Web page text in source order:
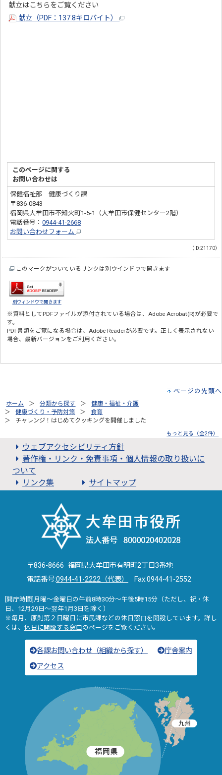
献立はこちらをご覧ください
献立（PDF：137.8キロバイト）
このページに関する
お問い合わせは
保健福祉部 健康づくり課
〒836-0843
福岡県大牟田市不知火町1-5-1（大牟田市保健センター2階）
電話番号：0944-41-2668
お問い合わせフォーム
（ID:21170）
このマークがついているリンクは別ウインドウで開きます
別ウィンドウで開きます
※資料としてPDFファイルが添付されている場合は、Adobe Acrobat(R)が必要で
す。
PDF書類をご覧になる場合は、Adobe Readerが必要です。正しく表示されない
場合、最新バージョンをご利用ください。
ページの先頭へ
ホーム 分類から探す
健康・福祉・介護
健康づくり・予防対策
食育
チャレンジ！はじめてクッキングを開催しました
もっと見る（全2件）
ウェブアクセシビリティ方針
著作権・リンク・免責事項・個人情報の取り扱いに
ついて
リンク集
サイトマップ
〒836-8666 福岡県大牟田市有明町2丁目3番地
電話番号:0944-41-2222（代表） Fax:0944-41-2552
[開庁時間]月曜～金曜日の午前8時30分～午後5時15分（ただし、祝・休
日、12月29日～翌年1月3日を除く）
※毎月、原則第２日曜日に市民課などの休日窓口を開設しています。詳し
くは、 休日に開設する窓口のページをご覧ください。
各課お問い合わせ（組織から探す）
庁舎案内
アクセス